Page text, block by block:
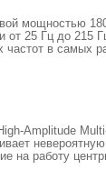
мощностью
от 25 Гц до
частот в самых
Amplitude
на работу